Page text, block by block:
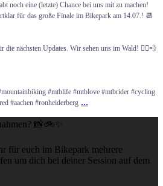
noch eine (letzte) Chance bei uns mit zu machen!
für das große Finale im Bikepark am 14.07.! 📆
die nächsten Updates. Wir sehen uns im Wald! 🚴‍♂️💨
#mtblife #mtblove #mtbrider #cycling
#aachen #ronheiderberg ...
📸🚲✨
für euch im Bikepark mehrere
um dich bei deiner Session auf dem